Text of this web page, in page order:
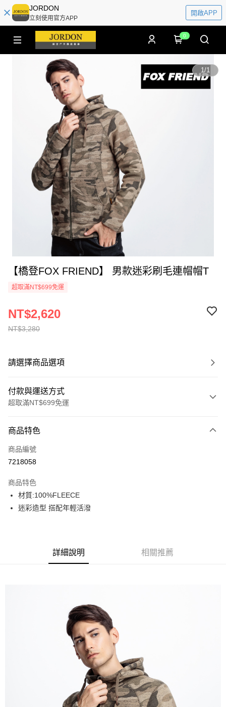
JORDON
立刻使用官方APP
開啟APP
0
1/1
【橋登FOX FRIEND】 男款迷彩刷毛連帽帽T
超取滿NT$699免運
NT$3,280
NT$2,620
請選擇商品選項
付款與運送方式
超取滿NT$699免運
信用卡一次付款
超商取貨付款
街口支付
悠遊付
【關於「AFTEE先享後付」】
AFTEE先享後付是「在收到商品之後才付款」的支付方式。 讓您購物簡單
【「AFTEE先享後付」結帳流程】
１．於結帳方式選擇「AFTEE先享後付」後，將跳轉至「AFTEE先享後付」
結帳頁面，進行簡訊認證並確認金額後，即可完成結帳。
２．訂單成立數日內，您將收到繳費通知簡訊。
３．收到繳費通知簡訊後14天內，點擊此簡訊中的連結，可透過四大超商／
ATM／網路銀行／等多元方式進行付款，方視為交易完成。
※ 請注意：結帳手續完成當下不需立刻繳費，但若您需要取消訂單，請聯絡
購買商品的店家。未經商家同意取消之訂單仍視為有效，需透過AFTEE先享
※ 交易是否成功請以「AFTEE先享後付 」之結帳頁面顯示為準，若有關於
每筆NT$100，滿NT$699(含以上)免運費
每筆NT$80，滿NT$800(含以上)免運費
每筆NT$100，滿NT$699(含以上)免運費
商品特色
商品編號
7218058
商品特色
材質:100%FLEECE
迷彩造型 搭配年輕活潑
詳細說明 相關推薦